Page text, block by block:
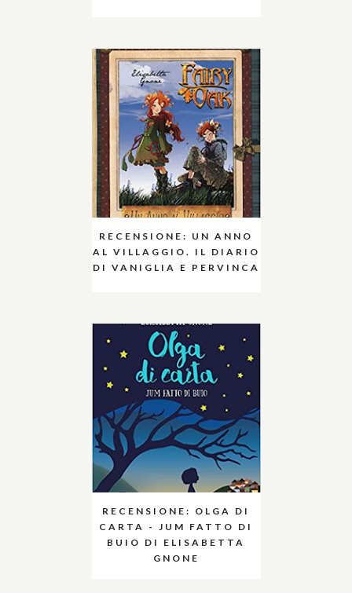
RECENSIONE: UN ANNO
AL VILLAGGIO. IL DIARIO
DI VANIGLIA E PERVINCA
RECENSIONE: OLGA DI
CARTA - JUM FATTO DI
BUIO DI ELISABETTA
GNONE